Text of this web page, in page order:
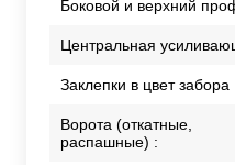
Боковой и верхний
Центральная
Заклепки в цвет забора
Ворота (откатные,
распашные) :